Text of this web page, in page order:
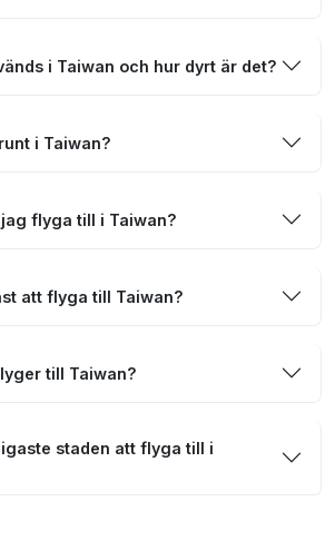
i Taiwan och hur dyrt är det?
i Taiwan?
flyga till i Taiwan?
att flyga till Taiwan?
till Taiwan?
staden att flyga till i